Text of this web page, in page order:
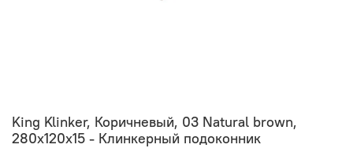
King Klinker, Коричневый, 03 Natural brown,
280x120x15 - Клинкерный подоконник